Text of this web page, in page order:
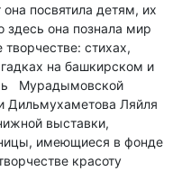
посвятила детям, их
здесь она познала мир
стихах,
на башкирском и
Мурадымовской
Дильмухаметова Ляйля
выставки,
имеющиеся в фонде
красоту